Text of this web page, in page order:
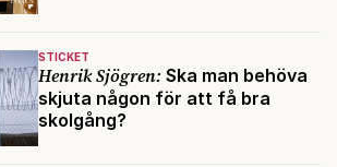
STICKET
Henrik Sjögren: Ska man behöva
skjuta någon för att få bra
skolgång?